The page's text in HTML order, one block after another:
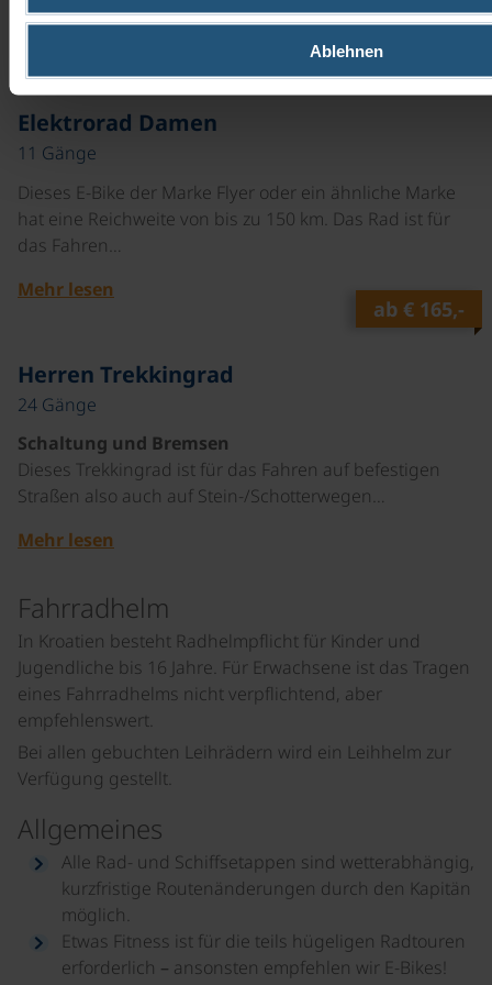
Ablehnen
ab
Elektrorad Damen
11 Gänge
Dieses E-Bike der Marke Flyer oder ein ähnliche Marke
hat eine Reichweite von bis zu 150 km. Das Rad ist für
das Fahren…
Mehr lesen
ab € 165,-
Herren Trekkingrad
24 Gänge
Schaltung und Bremsen
Dieses Trekkingrad ist für das Fahren auf befestigen
Straßen also auch auf Stein-/Schotterwegen…
Mehr lesen
Fahrradhelm
In Kroatien besteht Radhelmpflicht für Kinder und
Jugendliche bis 16 Jahre. Für Erwachsene ist das Tragen
eines Fahrradhelms nicht verpflichtend, aber
empfehlenswert.
Bei allen gebuchten Leihrädern wird ein Leihhelm zur
Verfügung gestellt.
Allgemeines
Alle Rad- und Schiffsetappen sind wetterabhängig,
kurzfristige Routenänderungen durch den Kapitän
möglich.
Etwas Fitness ist für die teils hügeligen Radtouren
erforderlich – ansonsten empfehlen wir E-Bikes!